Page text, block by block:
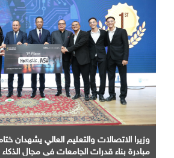
وزيرا الاتصالات والتعليم العالي يشهدان
مبادرة بناء قدرات الجامعات في مجال